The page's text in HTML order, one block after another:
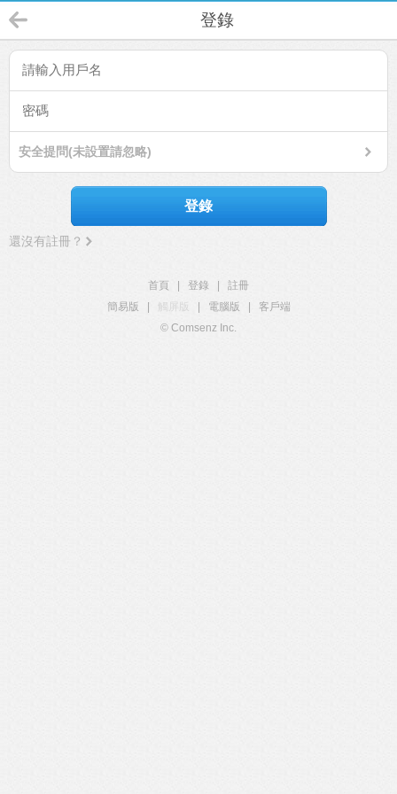
登錄
安全提問(未設置請忽略)
登錄
還沒有註冊？
首頁 登錄
註冊
簡易版
觸屏版 電腦版
客戶端
© Comsenz Inc.